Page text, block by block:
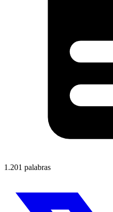
1.201 palabras